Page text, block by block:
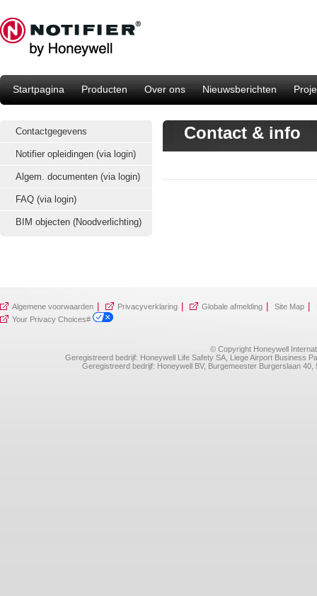
Startpagina Producten Over ons Nieuwsberichten
Contactgegevens
Notifier opleidingen (via login)
Algem. documenten (via login)
FAQ (via login)
BIM objecten (Noodverlichting)
Contact & info
Algemene voorwaarden Privacyverklaring Globale afmelding Site Map
Your Privacy Choices#
© Copyright Honeywell
Geregistreerd bedrijf: Honeywell Life Safety SA, Liege Airport Business
Geregistreerd bedrijf: Honeywell BV, Burgemeester Burgerslaan